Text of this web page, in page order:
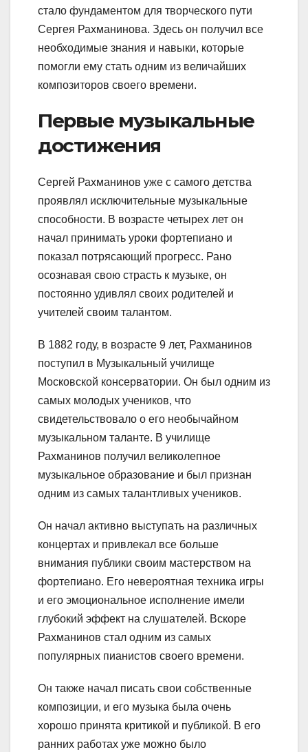
стало фундаментом для творческого пути
Сергея Рахманинова. Здесь он получил все
необходимые знания и навыки, которые
помогли ему стать одним из величайших
композиторов своего времени.
Первые музыкальные
достижения
Сергей Рахманинов уже с самого детства
проявлял исключительные музыкальные
способности. В возрасте четырех лет он
начал принимать уроки фортепиано и
показал потрясающий прогресс. Рано
осознавая свою страсть к музыке, он
постоянно удивлял своих родителей и
учителей своим талантом.
В 1882 году, в возрасте 9 лет, Рахманинов
поступил в Музыкальный училище
Московской консерватории. Он был одним из
самых молодых учеников, что
свидетельствовало о его необычайном
музыкальном таланте. В училище
Рахманинов получил великолепное
музыкальное образование и был признан
одним из самых талантливых учеников.
Он начал активно выступать на различных
концертах и привлекал все больше
внимания публики своим мастерством на
фортепиано. Его невероятная техника игры
и его эмоциональное исполнение имели
глубокий эффект на слушателей. Вскоре
Рахманинов стал одним из самых
популярных пианистов своего времени.
Он также начал писать свои собственные
композиции, и его музыка была очень
хорошо принята критикой и публикой. В его
ранних работах уже можно было